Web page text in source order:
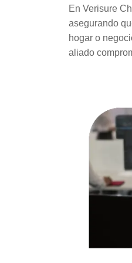
En Verisure
asegurando
hogar o
aliado